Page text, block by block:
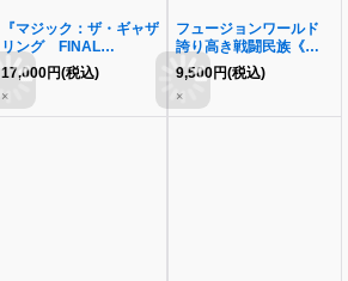
『マジック：ザ・ギャザ
リング FINAL
FANTASY』チョコボ・
バンドル 日本語版《未
開封BOX》
17,000円(税込)
×
フュージョンワールド
誇り高き戦闘民族《未開
封BOX》
9,500円(税込)
×